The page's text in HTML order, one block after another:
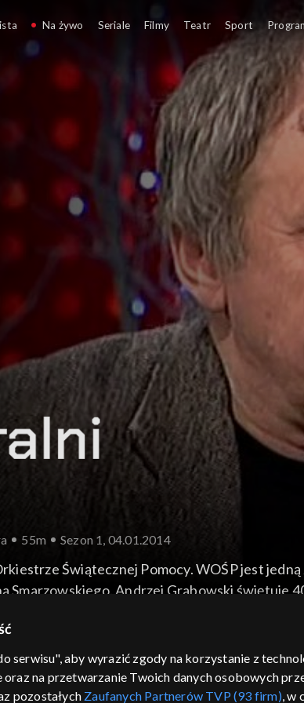
55m Sezon 1, 04.01.2014
Świątecznej Pomocy. WOŚP jest
Smarzowskiego. Andrzej Grabowski
Wybierz
Na żywo Seriale Filmy Teatr Sport
serwisu", aby wyrazić zgody na korzystanie z
na przetwarzanie Twoich danych osobowych
pozostałych Zaufanych Partnerów TVP (93 firm), w